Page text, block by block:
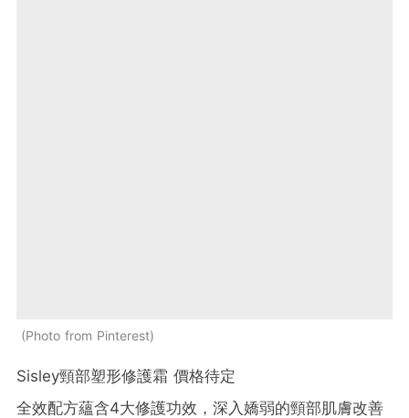
Photo from Pinterest
Sisley頸部塑形修護霜 價格待定
全效配方蘊含4大修護功效，深入嬌弱的頸部肌膚改善